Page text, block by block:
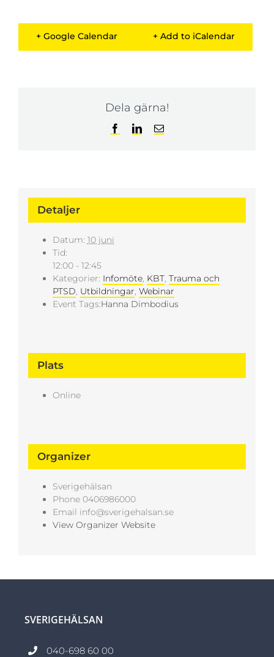
+ Google Calendar + Add to iCalendar
Dela gärna!
FacebookLinkedIn
E-
post
Detaljer
Datum: 10 juni
Tid:
12:00 - 12:45
Kategorier: Infomöte, KBT, Trauma och
PTSD, Utbildningar, Webinar
Event Tags:Hanna Dimbodius
Plats
Online
Organizer
Sverigehälsan
Phone 0406986000
Email info@sverigehalsan.se
View Organizer Website
SVERIGEHÄLSAN
040-698 60 00